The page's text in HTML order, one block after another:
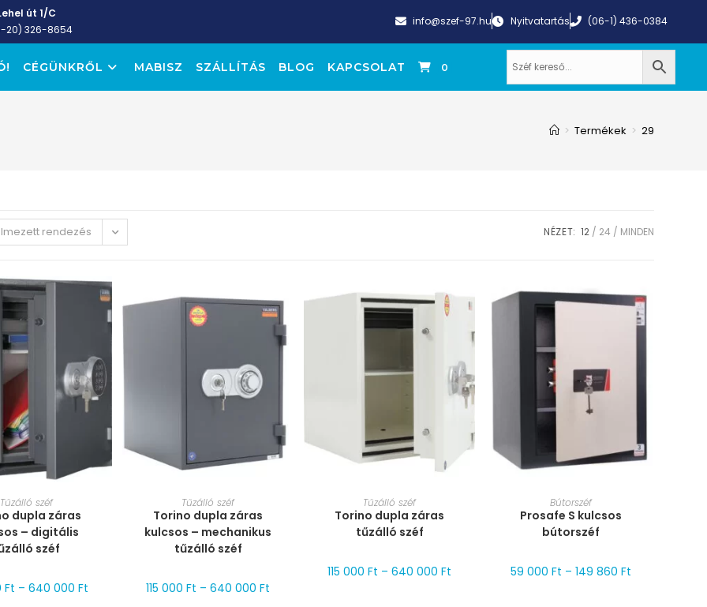
út 1/C
20) 326-8654
info@szef-97.hu Nyitvatartás (06-1) 436-0384
CÉGÜNKRŐL MABISZ SZÁLLÍTÁS BLOG KAPCSOLAT 0
> Termékek > 29
rendezés NÉZET: 12 24 MINDEN
VÁLASZTÁSA
Tűzálló széf
dupla záras
– digitális
széf
Ft – 640 000 Ft
MÉRET VÁLASZTÁSA
Tűzálló széf
Torino dupla záras
kulcsos – mechanikus
tűzálló széf
115 000Ft –640 000Ft
MÉRET VÁLASZTÁSA
Tűzálló széf
Torino dupla záras
tűzálló széf
115 000Ft –640 000Ft
MÉRET VÁLASZTÁSA
Bútorszéf
Prosafe S kulcsos
bútorszéf
59 000Ft –149 860Ft